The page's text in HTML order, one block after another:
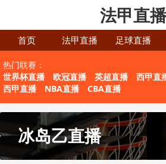
法甲直播
首页 法甲直播 足球直播
热门联赛：
世界杯直播
欧冠直播 英超直播 西甲直
西甲直播
NBA直播 CBA直播
冰岛乙直播